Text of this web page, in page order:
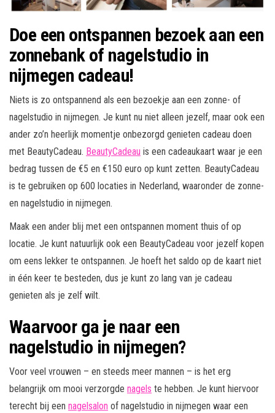
Doe een ontspannen bezoek aan een
zonnebank of nagelstudio in
nijmegen cadeau!
Niets is zo ontspannend als een bezoekje aan een zonne- of
nagelstudio in nijmegen. Je kunt nu niet alleen jezelf, maar ook een
ander zo’n heerlijk momentje onbezorgd genieten cadeau doen
met BeautyCadeau. BeautyCadeau is een cadeaukaart waar je een
bedrag tussen de €5 en €150 euro op kunt zetten. BeautyCadeau
is te gebruiken op 600 locaties in Nederland, waaronder de zonne-
en nagelstudio in nijmegen.
Maak een ander blij met een ontspannen moment thuis of op
locatie. Je kunt natuurlijk ook een BeautyCadeau voor jezelf kopen
om eens lekker te ontspannen. Je hoeft het saldo op de kaart niet
in één keer te besteden, dus je kunt zo lang van je cadeau
genieten als je zelf wilt.
Waarvoor ga je naar een
nagelstudio in nijmegen?
Voor veel vrouwen – en steeds meer mannen – is het erg
belangrijk om mooi verzorgde nagels te hebben. Je kunt hiervoor
terecht bij een nagelsalon of nagelstudio in nijmegen waar een